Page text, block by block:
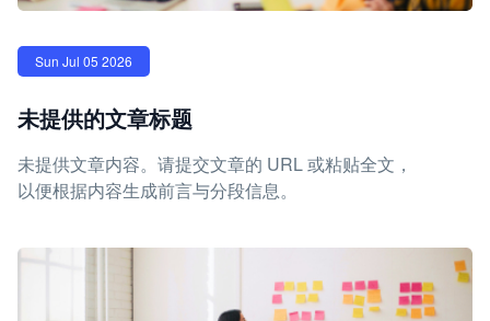
Sun Jul 05 2026
未提供的文章标题
未提供文章内容。请提交文章的 URL 或粘贴全文，
以便根据内容生成前言与分段信息。